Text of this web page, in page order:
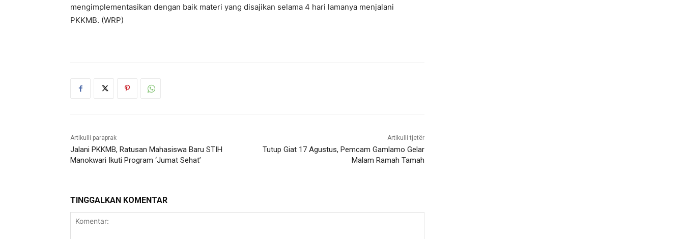
mengimplementasikan dengan baik materi yang disajikan selama 4 hari lamanya menjalani
PKKMB. (WRP)
Artikulli paraprak
Jalani PKKMB, Ratusan Mahasiswa Baru STIH
Manokwari Ikuti Program ‘Jumat Sehat’
Artikulli tjetër
Tutup Giat 17 Agustus, Pemcam Gamlamo Gelar
Malam Ramah Tamah
TINGGALKAN KOMENTAR